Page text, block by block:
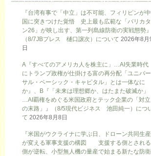
『台湾有事で「中立」は不可能、フィリピンが中
国に突きつけた覚悟 史上最も広範な「バリカタ
ン26」が映し出す、第一列島線防衛の実戦態勢』
（8/7JBプレス 樋口譲次）について 2026年8月
日
A『すべてのアメリカ人を株主に」…AI失業時代
にトランプ政権が仕掛ける富の再分配「ユニバー
サル・ベーシック・キャピタル」とは一体なに
か』、B『「未来は理想郷か、はたまた破滅か」
…AI覇権をめぐる米国政府とテック企業の「対立
の末路」』（8/5現代ビジネス 池田純一）につ
て 2026年8月8日
『米国がウクライナに学ぶ日、ドローン共同生産
が変える軍事支援の構図 支援する側とされる
側が逆転、小型無人機の量産で始まる新たな防衛